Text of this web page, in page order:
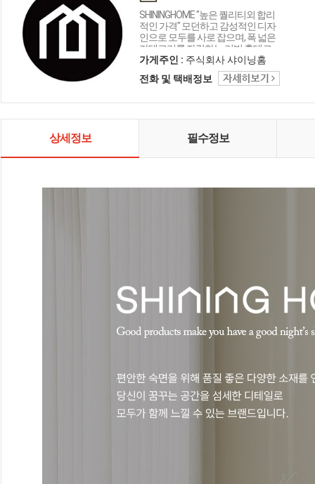
SHININGHOME "높은 퀄리티외 합리
적인 가격" 모던하고 감성적인 디자
인으로 모두를 사로 잡으며, 폭 넓은
카테고리를 자랑하는 리빙 홈데코
인테리어 샤이닝홈입니다.
가게주인 : 주식회사 샤이닝홈
전화 및 택배정보
상세정보 필수정보